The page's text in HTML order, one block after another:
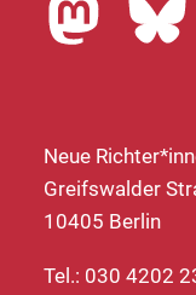
Neue
Greifswalder
10405 Berlin
Tel.: 030 4202